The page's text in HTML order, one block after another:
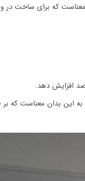
معناست که برای ساخت در
این بدان معناست که بر